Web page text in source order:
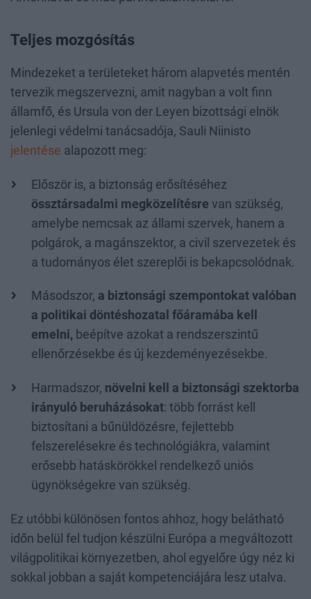
Teljes mozgósítás
Mindezeket a területeket három alapvetés mentén
tervezik megszervezni, amit nagyban a volt finn
államfő, és Ursula von der Leyen bizottsági elnök
jelenlegi védelmi tanácsadója, Sauli Niinisto
jelentése alapozott meg:
Először is, a biztonság erősítéséhez
össztársadalmi megközelítésre van szükség,
amelybe nemcsak az állami szervek, hanem a
polgárok, a magánszektor, a civil szervezetek és
a tudományos élet szereplői is bekapcsolódnak.
Másodszor, a biztonsági szempontokat valóban
a politikai döntéshozatal főáramába kell
emelni, beépítve azokat a rendszerszintű
ellenőrzésekbe és új kezdeményezésekbe.
Harmadszor, növelni kell a biztonsági szektorba
irányuló beruházásokat: több forrást kell
biztosítani a bűnüldözésre, fejlettebb
felszerelésekre és technológiákra, valamint
erősebb hatáskörökkel rendelkező uniós
ügynökségekre van szükség.
Ez utóbbi különösen fontos ahhoz, hogy belátható
időn belül fel tudjon készülni Európa a megváltozott
világpolitikai környezetben, ahol egyelőre úgy néz ki
sokkal jobban a saját kompetenciájára lesz utalva.